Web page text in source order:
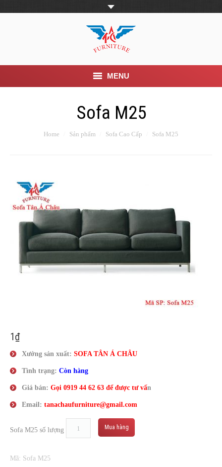
MENU
Dịch vụ
Liên Hệ
Sofa M25
Home Sản phẩm Sofa Cao Cấp Sofa M25
1₫
Xưởng sản xuất: SOFA TÂN Á CHÂU
Tình trạng: Còn hàng
Giá bán: Gọi 0919 44 62 63 để được tư vấn
Email: tanachaufurniture@gmail.com
Sofa M25 số lượng Mua hàng
Mã: Sofa M25